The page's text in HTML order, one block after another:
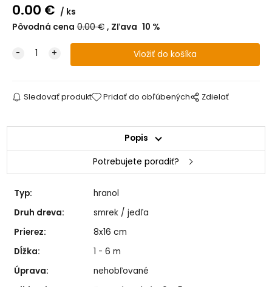
0.00 €
ks
Pôvodná cena 0.00€ Zľava 10 %
Sledovať produkt Pridať do obľúbených Zdielať
Popis
Potrebujete poradiť?
Typ:
hranol
Druh dreva:
smrek / jedľa
Prierez:
8x16 cm
Dĺžka:
1 - 6 m
Úprava:
nehobľované